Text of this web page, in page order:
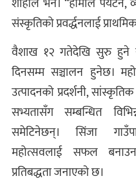
संस्कृतिको प्रवर्द्धनलाई
वैशाख १२ गतेदेखि सुरु हुने
दिनसम्म सञ्चालन हुनेछ।
उत्पादनको प्रदर्शनी,
सभ्यतासँग सम्बन्धित
समेटिनेछन्। सिंजा
महोत्सवलाई सफल
प्रतिबद्धता जनाएको छ।